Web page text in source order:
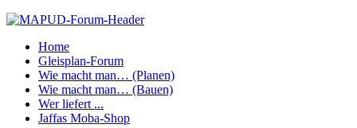
Home
Gleisplan-Forum
Wie macht man… (Planen)
Wie macht man… (Bauen)
Wer liefert ...
Jaffas Moba-Shop